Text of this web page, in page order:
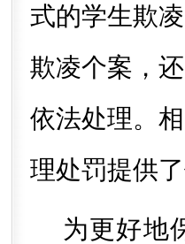
式的学生欺
欺凌个案，
依法处理。
理处罚提供
为更好地